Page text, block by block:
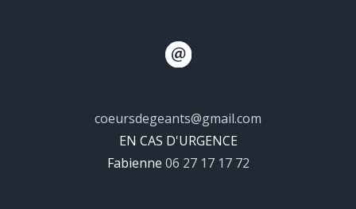
coeursdegeants@gmail.com
EN CAS D'URGENCE
Fabienne 06 27 17 17 72